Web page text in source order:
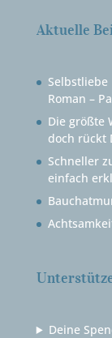
Aktuelle
Selbstliebe
Roman –
Die größte
doch rückt
Schneller
einfach
Deine